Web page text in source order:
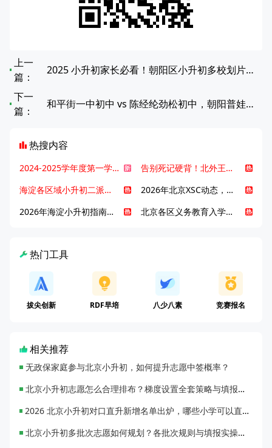
上一
篇：
2025 小升初家长必看！朝阳区小升初多校划片对应中学全览
下一
篇：
和平街一中初中 vs 陈经纶劲松初中，朝阳普娃该怎么选择？
热搜内容
2024-2025学年度第一学期北京各区期末考试真题试卷汇总
告别死记硬背！北外王牌精读词汇课，帮孩子突破英语词汇难关
海淀各区域小升初二派全攻略合集！区域一至五志愿填报、升学策略详解
2026年北京XSC动态，持续更新中ing...
2026年海淀小升初指南，一文了解招生政策要点
北京各区义务教育入学咨询电话汇总，25年小升初家长提前收藏
热门工具
拔尖创新 RDF早培 八少八素 竞赛报名
相关推荐
无政保家庭参与北京小升初，如何提升志愿中签概率？
北京小升初志愿怎么合理排布？梯度设置全套策略与填报避坑指南
2026 北京小升初对口直升新增名单出炉，哪些小学可以直升优质初中？
北京小升初多批次志愿如何规划？各批次规则与填报实操指南